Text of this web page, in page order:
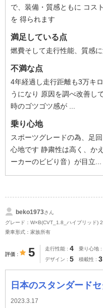
で、装備・質感ともに コス
を 得られます
満足している点
燃費そして走行性能、質感
不満な点
4年経過し走行距離も3万キ
うになり 原因を調べ改善し
時のゴツゴツ感が ...
乗り心地
スポーツグレードの為、足
心地です 静粛性は高く、か
ーカーのビビり音）が目立...
beko1973さん
グレード：W×B(CVT_1.8_ハイブリッド)
乗車形式：家族所有
評価 5 走行性能 4 乗り心地
デザイン 5 積載性 3
日本のスタンダード
2023.3.17